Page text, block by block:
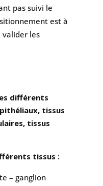
pas suivi le
est à
les
différents
tissus
tissus
tissus :
– ganglion